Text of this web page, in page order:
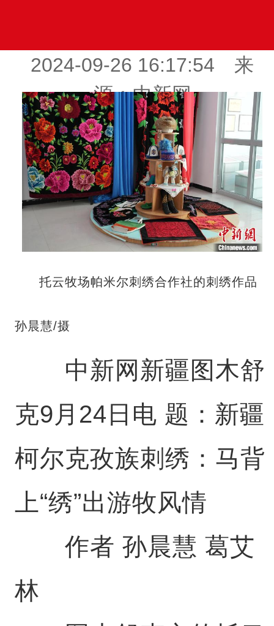
2024-09-26 16:17:54 来
源：中新网
托云牧场帕米尔刺绣合作社的刺绣作品
孙晨慧/摄
中新网新疆图木舒
克9月24日电 题：新疆
柯尔克孜族刺绣：马背
上“绣”出游牧风情
作者 孙晨慧 葛艾
林